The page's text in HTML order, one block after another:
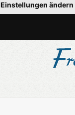
Einstellungen ändern